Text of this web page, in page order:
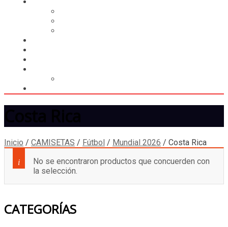
Inicio / CAMISETAS / Fútbol / Mundial 2026 / Costa Rica
No se encontraron productos que concuerden con
la selección.
CATEGORÍAS